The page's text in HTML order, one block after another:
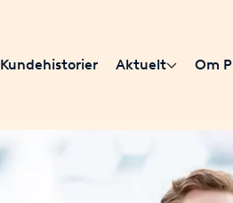
Kundehistorier Aktuelt Om